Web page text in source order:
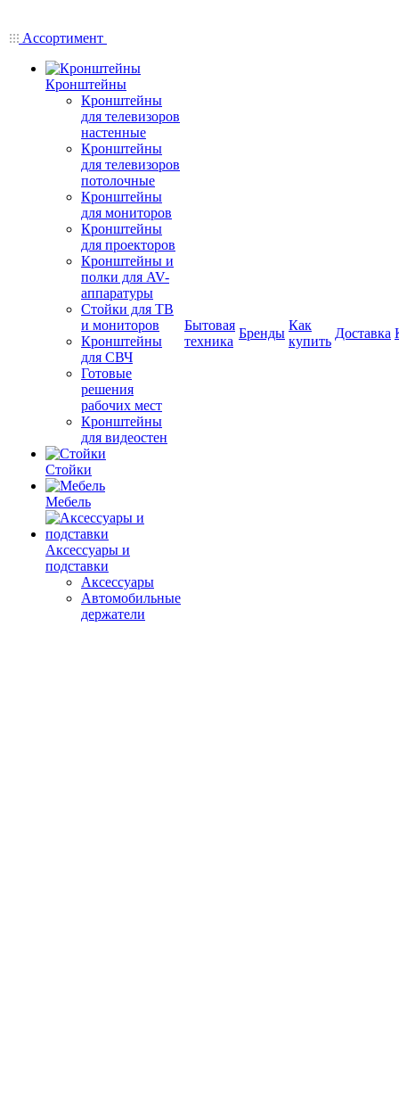
Ассортимент
Кронштейны
Кронштейны
для телевизоров
настенные
Кронштейны
для телевизоров
потолочные
Кронштейны
для мониторов
Кронштейны
для проекторов
Кронштейны и
полки для AV-
аппаратуры
Стойки для ТВ
и мониторов
Кронштейны
для СВЧ
Готовые
решения
рабочих мест
Кронштейны
для видеостен
Стойки
Мебель
Аксессуары и
подставки
Аксессуары
Автомобильные
держатели
Бытовая
техника
Бренды
Как
купить
Доставка